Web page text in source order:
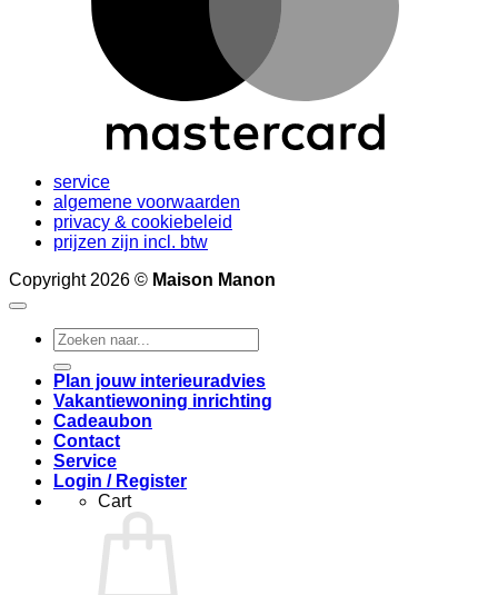
service
algemene voorwaarden
privacy & cookiebeleid
prijzen zijn incl. btw
Copyright 2026 © Maison Manon
Search
for:
Plan jouw interieuradvies
Vakantiewoning inrichting
Cadeaubon
Contact
Service
Login / Register
Cart